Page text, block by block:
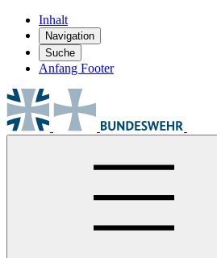
Inhalt
Navigation
Suche
Anfang Footer